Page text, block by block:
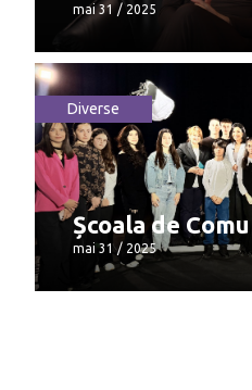
mai 31 / 2025
Valentina
dezvăluire
mai 31 /
Diverse
Școala de
mai 31 / 2025